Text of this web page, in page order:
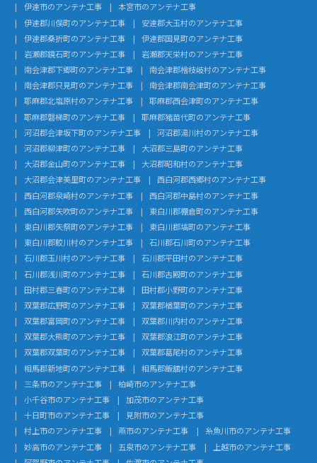
伊達市のアンテナ工事
本宮市のアンテナ工事
伊達郡川俣町のアンテナ工事
安達郡大玉村のアンテナ工事
伊達郡桑折町のアンテナ工事
伊達郡国見町のアンテナ工事
岩瀬郡鏡石町のアンテナ工事
岩瀬郡天栄村のアンテナ工事
南会津郡下郷町のアンテナ工事
南会津郡檜枝岐村のアンテナ工事
南会津郡只見町のアンテナ工事
南会津郡南会津町のアンテナ工事
耶麻郡北塩原村のアンテナ工事
耶麻郡西会津町のアンテナ工事
耶麻郡磐梯町のアンテナ工事
耶麻郡猪苗代町のアンテナ工事
河沼郡会津坂下町のアンテナ工事
河沼郡湯川村のアンテナ工事
河沼郡柳津町のアンテナ工事
大沼郡三島町のアンテナ工事
大沼郡金山町のアンテナ工事
大沼郡昭和村のアンテナ工事
大沼郡会津美里町のアンテナ工事
西白河郡西郷村のアンテナ工事
西白河郡泉崎村のアンテナ工事
西白河郡中島村のアンテナ工事
西白河郡矢吹町のアンテナ工事
東白川郡棚倉町のアンテナ工事
東白川郡矢祭町のアンテナ工事
東白川郡塙町のアンテナ工事
東白川郡鮫川村のアンテナ工事
石川郡石川町のアンテナ工事
石川郡玉川村のアンテナ工事
石川郡平田村のアンテナ工事
石川郡浅川町のアンテナ工事
石川郡古殿町のアンテナ工事
田村郡三春町のアンテナ工事
田村郡小野町のアンテナ工事
双葉郡広野町のアンテナ工事
双葉郡楢葉町のアンテナ工事
双葉郡富岡町のアンテナ工事
双葉郡川内村のアンテナ工事
双葉郡大熊町のアンテナ工事
双葉郡浪江町のアンテナ工事
双葉郡双葉町のアンテナ工事
双葉郡葛尾村のアンテナ工事
相馬郡新地町のアンテナ工事
相馬郡飯舘村のアンテナ工事
三条市のアンテナ工事
柏崎市のアンテナ工事
小千谷市のアンテナ工事
加茂市のアンテナ工事
十日町市のアンテナ工事
見附市のアンテナ工事
村上市のアンテナ工事
燕市のアンテナ工事
糸魚川市のアンテナ工事
妙高市のアンテナ工事
五泉市のアンテナ工事
上越市のアンテナ工事